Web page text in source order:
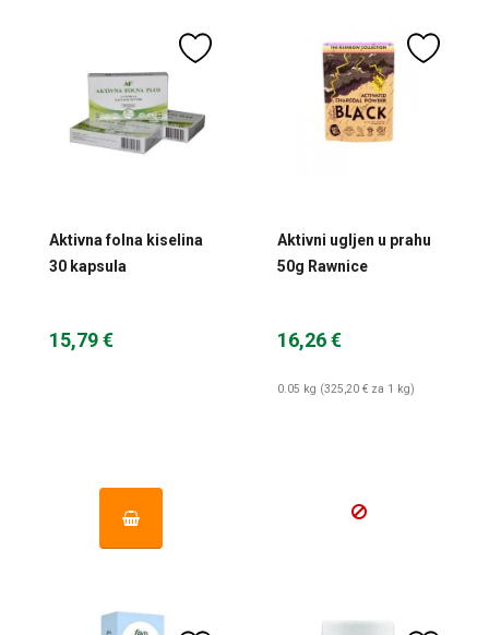
Aktivna folna kiselina
30 kapsula
15,79 €
Aktivni ugljen u prahu
50g Rawnice
16,26 €
0.05 kg (325,20 € za 1 kg)